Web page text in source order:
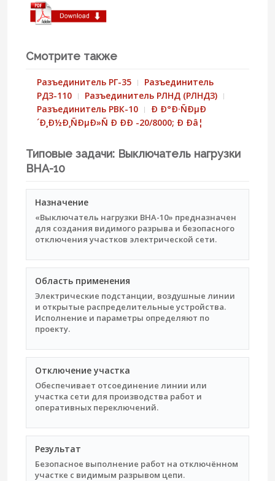
Смотрите также
Разъединитель РГ-35
Разъединитель
РДЗ-110
Разъединитель РЛНД (РЛНДЗ)
Разъединитель РВК-10
Ð Ð°Ð·ÑÐµÐ
´Ð¸Ð½Ð¸ÑÐµÐ»Ñ Ð ÐÐ -20/8000; Ð Ðâ¦
Типовые задачи: Выключатель нагрузки
ВНА-10
Назначение
«Выключатель нагрузки ВНА-10» предназначен
для создания видимого разрыва и безопасного
отключения участков электрической сети.
Область применения
Электрические подстанции, воздушные линии
и открытые распределительные устройства.
Исполнение и параметры определяют по
проекту.
Отключение участка
Обеспечивает отсоединение линии или
участка сети для производства работ и
оперативных переключений.
Результат
Безопасное выполнение работ на отключённом
участке с видимым разрывом цепи.